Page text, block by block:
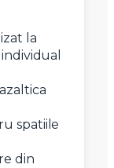
la
spatiile
din